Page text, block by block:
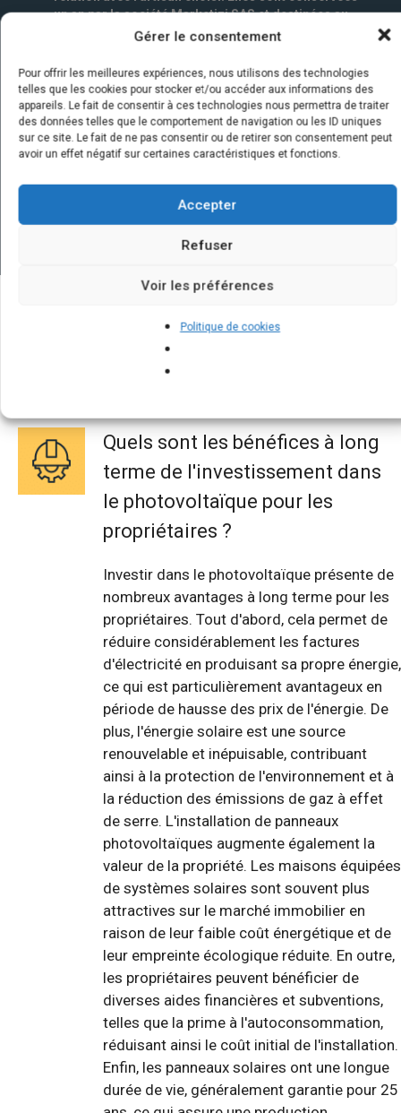
Gérer le consentement
Pour offrir les meilleures expériences, nous utilisons des technologies
telles que les cookies pour stocker et/ou accéder aux informations des
appareils. Le fait de consentir à ces technologies nous permettra de traiter
des données telles que le comportement de navigation ou les ID uniques
sur ce site. Le fait de ne pas consentir ou de retirer son consentement peut
avoir un effet négatif sur certaines caractéristiques et fonctions.
Accepter
Refuser
Voir les préférences
Politique de cookies
un an par la société Marketizi SAS et destinées au
service commercial.*
Quelques infos sur nos centrales
solaires : questions et réponses
Quels sont les bénéfices à long
terme de l'investissement dans
le photovoltaïque pour les
propriétaires ?
Investir dans le photovoltaïque présente de
nombreux avantages à long terme pour les
propriétaires. Tout d'abord, cela permet de
réduire considérablement les factures
d'électricité en produisant sa propre énergie,
ce qui est particulièrement avantageux en
période de hausse des prix de l'énergie. De
plus, l'énergie solaire est une source
renouvelable et inépuisable, contribuant
ainsi à la protection de l'environnement et à
la réduction des émissions de gaz à effet
de serre. L'installation de panneaux
photovoltaïques augmente également la
valeur de la propriété. Les maisons équipées
de systèmes solaires sont souvent plus
attractives sur le marché immobilier en
raison de leur faible coût énergétique et de
leur empreinte écologique réduite. En outre,
les propriétaires peuvent bénéficier de
diverses aides financières et subventions,
telles que la prime à l'autoconsommation,
réduisant ainsi le coût initial de l'installation.
Enfin, les panneaux solaires ont une longue
durée de vie, généralement garantie pour 25